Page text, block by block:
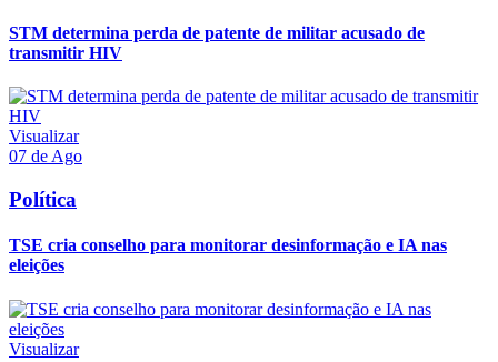
STM determina perda de patente de militar acusado de
transmitir HIV
Visualizar
07 de Ago
Política
TSE cria conselho para monitorar desinformação e IA nas
eleições
Visualizar